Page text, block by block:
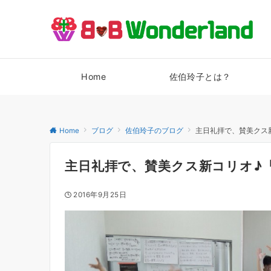
Home 佐伯玲子とは？
Home ブログ 佐伯玲子のブログ 主日礼拝で、賛美ク
主日礼拝で、賛美クス新コリオ
2016年9月25日